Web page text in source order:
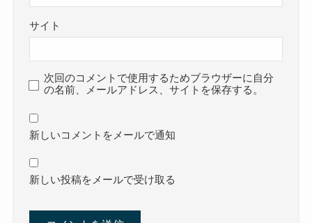
サイト
次回のコメントで使用するためブラウザーに自分
の名前、メールアドレス、サイトを保存する。
新しいコメントをメールで通知
新しい投稿をメールで受け取る